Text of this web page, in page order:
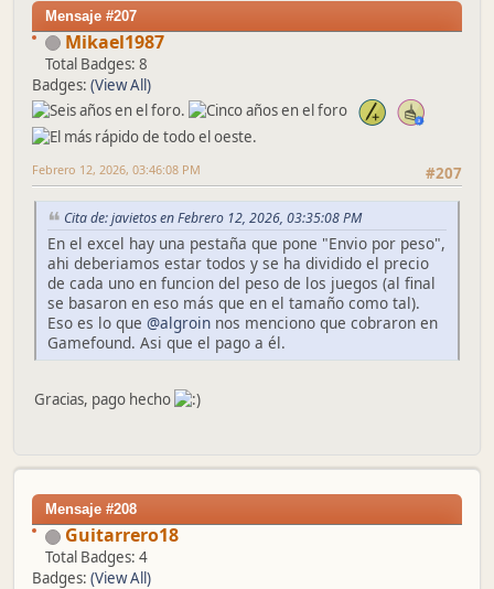
Mensaje #207
Mikael1987
Total Badges: 8
Badges: (View All)
#207
Febrero 12, 2026, 03:46:08 PM
Cita de: javietos en Febrero 12, 2026, 03:35:08 PM
En el excel hay una pestaña que pone "Envio por peso",
ahi deberiamos estar todos y se ha dividido el precio
de cada uno en funcion del peso de los juegos (al final
se basaron en eso más que en el tamaño como tal).
Eso es lo que @algroin nos menciono que cobraron en
Gamefound. Asi que el pago a él.
Gracias, pago hecho
Mensaje #208
Guitarrero18
Total Badges: 4
Badges: (View All)